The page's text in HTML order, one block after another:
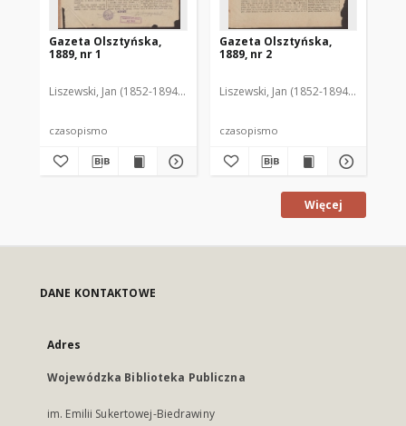
Gazeta Olsztyńska,
1889, nr 1
Liszewski, Jan (1852-1894). Red.
czasopismo
Gazeta Olsztyńska,
1889, nr 2
Liszewski, Jan (1852-1894). Red.
czasopismo
Więcej
DANE KONTAKTOWE
Adres
Wojewódzka Biblioteka Publiczna
im. Emilii Sukertowej-Biedrawiny